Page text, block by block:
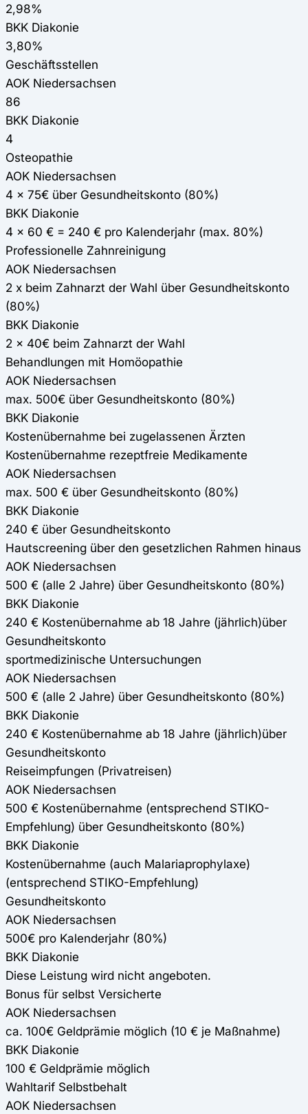
2,98%
BKK Diakonie
3,80%
Geschäftsstellen
AOK Niedersachsen
86
BKK Diakonie
4
Osteopathie
AOK Niedersachsen
4 x 75€ über Gesundheitskonto (80%)
BKK Diakonie
4 x 60 € = 240 € pro Kalenderjahr (max. 80%)
Professionelle Zahnreinigung
AOK Niedersachsen
2 x beim Zahnarzt der Wahl über Gesundheitskonto
(80%)
BKK Diakonie
2 x 40€ beim Zahnarzt der Wahl
Behandlungen mit Homöopathie
AOK Niedersachsen
max. 500€ über Gesundheitskonto (80%)
BKK Diakonie
Kostenübernahme bei zugelassenen Ärzten
Kostenübernahme rezeptfreie Medikamente
AOK Niedersachsen
max. 500 € über Gesundheitskonto (80%)
BKK Diakonie
240 € über Gesundheitskonto
Hautscreening über den gesetzlichen Rahmen hinaus
AOK Niedersachsen
500 € (alle 2 Jahre) über Gesundheitskonto (80%)
BKK Diakonie
240 € Kostenübernahme ab 18 Jahre (jährlich)über
Gesundheitskonto
sportmedizinische Untersuchungen
AOK Niedersachsen
500 € (alle 2 Jahre) über Gesundheitskonto (80%)
BKK Diakonie
240 € Kostenübernahme ab 18 Jahre (jährlich)über
Gesundheitskonto
Reiseimpfungen (Privatreisen)
AOK Niedersachsen
500 € Kostenübernahme (entsprechend STIKO-
Empfehlung) über Gesundheitskonto (80%)
BKK Diakonie
Kostenübernahme (auch Malariaprophylaxe)
(entsprechend STIKO-Empfehlung)
Gesundheitskonto
AOK Niedersachsen
500€ pro Kalenderjahr (80%)
BKK Diakonie
Diese Leistung wird nicht angeboten.
Bonus für selbst Versicherte
AOK Niedersachsen
ca. 100€ Geldprämie möglich (10 € je Maßnahme)
BKK Diakonie
100 € Geldprämie möglich
Wahltarif Selbstbehalt
AOK Niedersachsen